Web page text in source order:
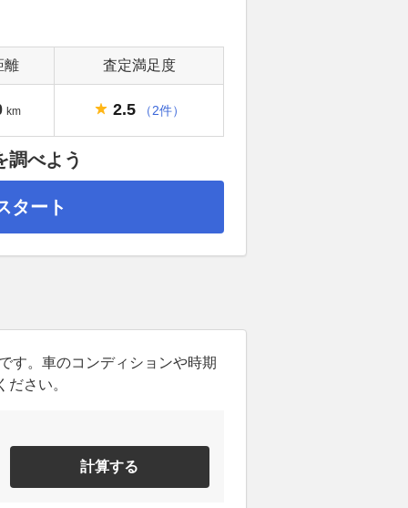
離 査定満足度
km 2.5 （2件）
調べよう
タート
す。車のコンディションや時期
さい。
計算する